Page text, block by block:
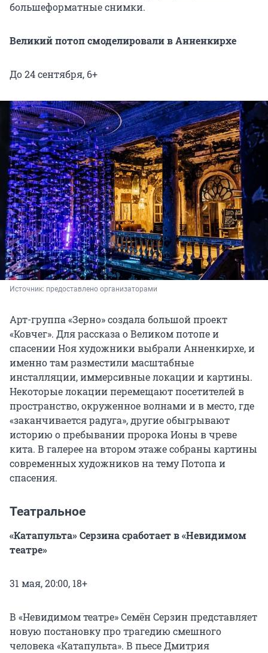
большеформатные снимки.
Великий потоп смоделировали в Анненкирхе
До 24 сентября, 6+
Источник: предоставлено организаторами
Арт-группа «Зерно» создала большой проект
«Ковчег». Для рассказа о Великом потопе и
спасении Ноя художники выбрали Анненкирхе, и
именно там разместили масштабные
инсталляции, иммерсивные локации и картины.
Некоторые локации перемещают посетителей в
пространство, окруженное волнами и в место, где
«заканчивается радуга», другие обыгрывают
историю о пребывании пророка Ионы в чреве
кита. В галерее на втором этаже собраны картины
современных художников на тему Потопа и
спасения.
Театральное
«Катапульта» Серзина сработает в «Невидимом
театре»
31 мая, 20:00, 18+
В «Невидимом театре» Семён Серзин представляет
новую постановку про трагедию смешного
человека «Катапульта». В пьесе Дмитрия